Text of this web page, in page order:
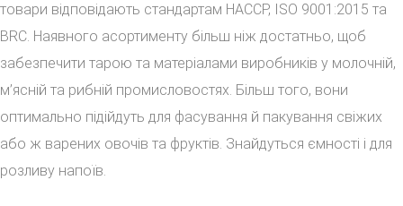
товари відповідають стандартам НАССР, ISO 9001:2015 та
BRC. Наявного асортименту більш ніж достатньо, щоб
забезпечити тарою та матеріалами виробників у молочній,
м’ясній та рибній промисловостях. Більш того, вони
оптимально підійдуть для фасування й пакування свіжих
або ж варених овочів та фруктів. Знайдуться ємності і для
розливу напоїв.